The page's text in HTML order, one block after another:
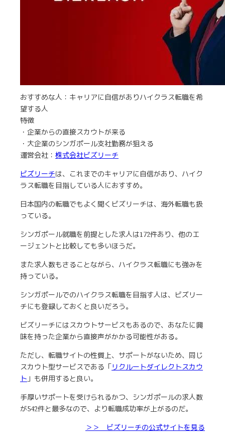
おすすめな人：キャリアに自信がありハイクラス転職を希
望する人
特徴
・企業からの直接スカウトが来る
・大企業のシンガポール支社勤務が狙える
運営会社： 株式会社ビズリーチ
ビズリーチは、これまでのキャリアに自信があり、ハイク
ラス転職を目指している人におすすめ。
日本国内の転職でもよく聞くビズリーチは、海外転職も扱
っている。
シンガポール就職を前提とした求人は172件あり、他のエ
ージェントと比較しても多いほうだ。
また求人数もさることながら、ハイクラス転職にも強みを
持っている。
シンガポールでのハイクラス転職を目指す人は、ビズリー
チにも登録しておくと良いだろう。
ビズリーチにはスカウトサービスもあるので、あなたに興
味を持った企業から直接声がかかる可能性がある。
ただし、転職サイトの性質上、サポートがないため、同じ
スカウト型サービスである「 リクルートダイレクトスカウ
ト」も併用すると良い。
手厚いサポートを受けられるかつ、シンガポールの求人数
が542件と最多なので、より転職成功率が上がるのだ。
＞＞ ビズリーチの公式サイトを見る